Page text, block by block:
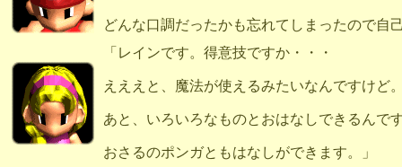
どんな口調だったかも忘れてしまったので自
「レインです。得意技ですか・・・
えええと、魔法が使えるみたいなんですけど
あと、いろいろなものとおはなしできるんで
おさるのポンガともはなしができます。」